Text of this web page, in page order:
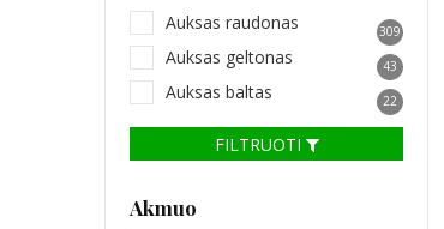
Auksas raudonas 309
Auksas geltonas 43
Auksas baltas 22
FILTRUOTI
Akmuo